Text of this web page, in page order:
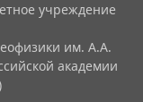
учреждение
им. А.А.
академии